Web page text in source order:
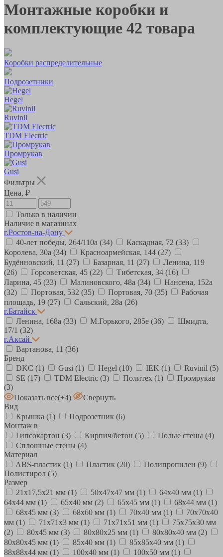
Монтажные коробки и
комплектующие 42 товара
Коробки распределительные
Подрозетники
Hegel
Ruvinil
TDM Electric
Промрукав
Gusi
Фильтры
Цена, ₽
Только в наличии
Наличие в магазинах
г.Ростов-на-Дону
40-лет победы, 264/110а (34) Каскадная, 72 (33)
Королева, 30а (34) Красноармейская, 144 (27)
Будённовский, 11 (27) Базарная, 11 (27)
Ленина, 119
(26)
Горсоветская, 45 (22) Тибетская, 34 (16)
Ларина, 45 (33) Малиновского, 48а (34)
Нансена, 152а
(32)
Портовая, 532 (35) Портовая, 70 (35)
Рабочая
площадь, 19 (27) Сальский, 28a (26)
г.Батайск
Ленина, 168а (33) М.Горького, 285е (36)
Шмидта,
17/1 (32)
г.Аксай
Вартанова, 11 (36)
Бренд
DKC (1) Gusi (1) Hegel (10) IEK (1) Ruvinil (5)
SE (17) TDM Electric (3) Политех (1)
Промрукав
(3)
Показать все(+4)
Свернуть
Вид
Крышка (1) Подрозетник (6)
Монтаж в
Гипсокартон (3) Кирпич/бетон (5) Полые стены (4)
Сплошные стены (4)
Материал
ABS-пластик (1) Пластик (20) Полипропилен (9)
Полистирол (5)
Размер
21х17,5х21 мм (1) 50х47х47 мм (1) 64х40 мм (1)
64х44 мм (1) 65х40 мм (2) 65х45 мм (1) 68х44 мм (1)
68х45 мм (3) 68х60 мм (1) 70х40 мм (1)
70х70х40
мм (1) 71х71х3 мм (1) 71х71х51 мм (1)
75х75х30 мм
(2)
80х45 мм (3) 80х80х25 мм (1) 80х80х40 мм (2)
80х80х45 мм (1) 85х40 мм (1) 85х85х40 мм (1)
88х88х44 мм (1) 100х40 мм (1) 100х50 мм (1)